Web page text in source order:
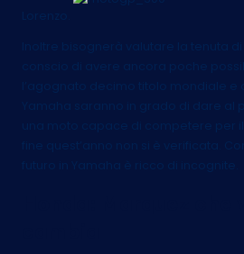
Lorenzo.
Inoltre bisognerà valutare la tenuta di
conscio di avere ancora poche
l’agognato decimo titolo mondiale e
Yamaha saranno in grado di dare al
una moto capace di competere per
fine quest’anno non si è verificata.
futuro in Yamaha è ricco di incognite.